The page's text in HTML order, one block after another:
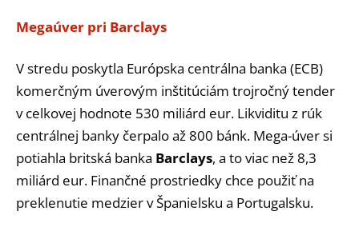
Megaúver pri Barclays
V stredu poskytla Európska centrálna banka (ECB)
komerčným úverovým inštitúciám trojročný tender
v celkovej hodnote 530 miliárd eur. Likviditu z rúk
centrálnej banky čerpalo až 800 bánk. Mega-úver si
potiahla britská banka Barclays, a to viac než 8,3
miliárd eur. Finančné prostriedky chce použiť na
preklenutie medzier v Španielsku a Portugalsku.